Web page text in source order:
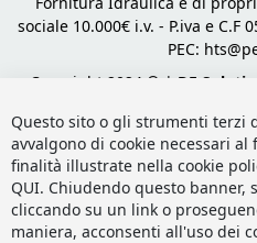
sociale 10.000€ i.v. - P.iva e C.F
PEC:
Copyright 2024 © | DF
Questo sito o gli strumenti terzi
avvalgono di cookie necessari
finalità illustrate nella cookie
QUI. Chiudendo questo banner,
cliccando su un link o
maniera, acconsenti all'uso dei